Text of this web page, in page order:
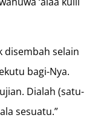
disembah selain
bagi-Nya.
Dialah (satu-
sesuatu.”